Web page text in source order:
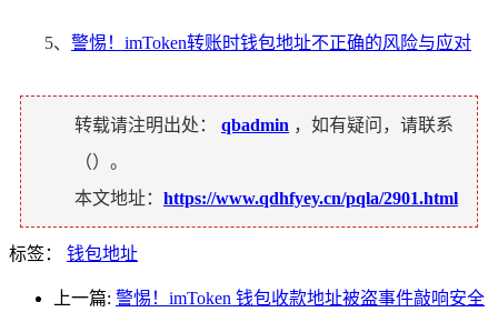
5、 警惕！imToken转账时钱包地址不正确的风险与应对
转载请注明出处： qbadmin ，如有疑问，请联系
（）。
本文地址： https://www.qdhfyey.cn/pqla/2901.html
标签： 钱包地址
上一篇: 警惕！imToken 钱包收款地址被盗事件敲响安全